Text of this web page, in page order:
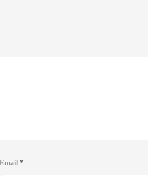
Email *